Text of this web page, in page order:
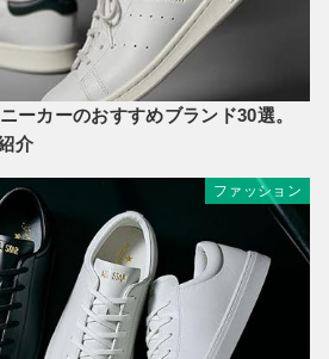
ーカーのおすすめブランド30選。
介
ファッション